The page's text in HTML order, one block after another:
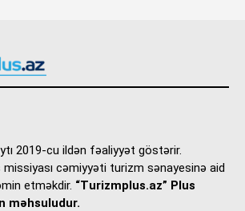
2019-cu ildən fəaliyyət göstərir.
cəmiyyəti turizm sənayesinə aid
etməkdir. “Turizmplus.az” Plus
məhsuludur.